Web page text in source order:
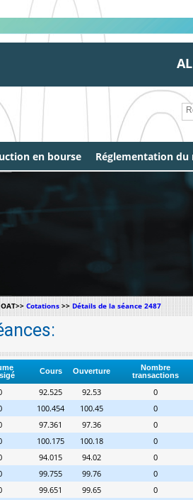
ALL
en bourse Réglementation du
Cotations>>Détails de la séance 2487
Cours Ouverture
Nombre
transactions
92.525 92.53 0
100.454 100.45 0
97.361 97.36 0
100.175 100.18 0
94.015 94.02 0
99.755 99.76 0
99.651 99.65 0